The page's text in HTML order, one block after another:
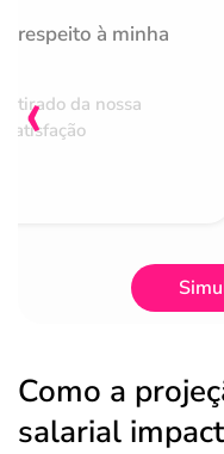
respeito à minha
da nossa
‹
Como a
salarial